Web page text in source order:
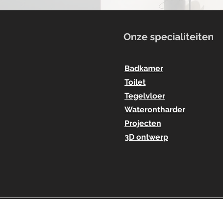
Onze specialiteiten
Badkamer
Toilet
Tegelvloer
Waterontharder
Projecten
3D ontwerp